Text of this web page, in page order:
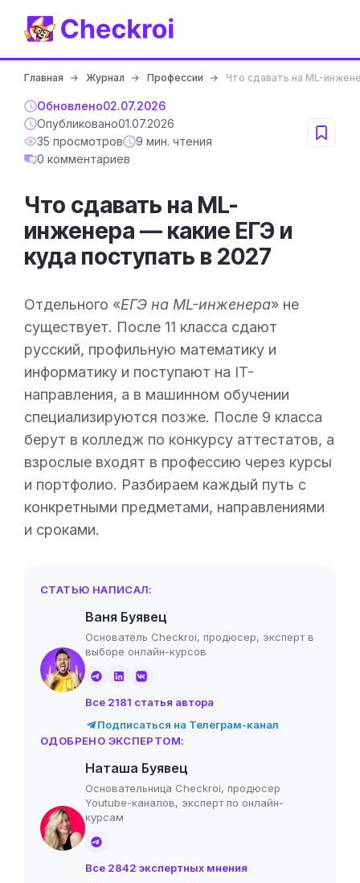
Главная Журнал Профессии Что сдавать на ML-
Обновлено02.07.2026
Опубликовано01.07.2026
35 просмотров
9 мин. чтения
0 комментариев
Что сдавать на ML-
инженера — какие ЕГЭ и
куда поступать в 2027
Отдельного «ЕГЭ на ML-инженера» не
существует. После 11 класса сдают
русский, профильную математику и
информатику и поступают на IT-
направления, а в машинном обучении
специализируются позже. После 9 класса
берут в колледж по конкурсу аттестатов, а
взрослые входят в профессию через курсы
и портфолио. Разбираем каждый путь с
конкретными предметами, направлениями
и сроками.
СТАТЬЮ НАПИСАЛ:
Ваня Буявец
Основатель Checkroi, продюсер, эксперт в
выборе онлайн-курсов
Все 2181 статья автора
Подписаться на Телеграм-канал
ОДОБРЕНО ЭКСПЕРТОМ:
Наташа Буявец
Основательница Checkroi, продюсер
Youtube-каналов, эксперт по онлайн-
курсам
Все 2842 экспертных мнения